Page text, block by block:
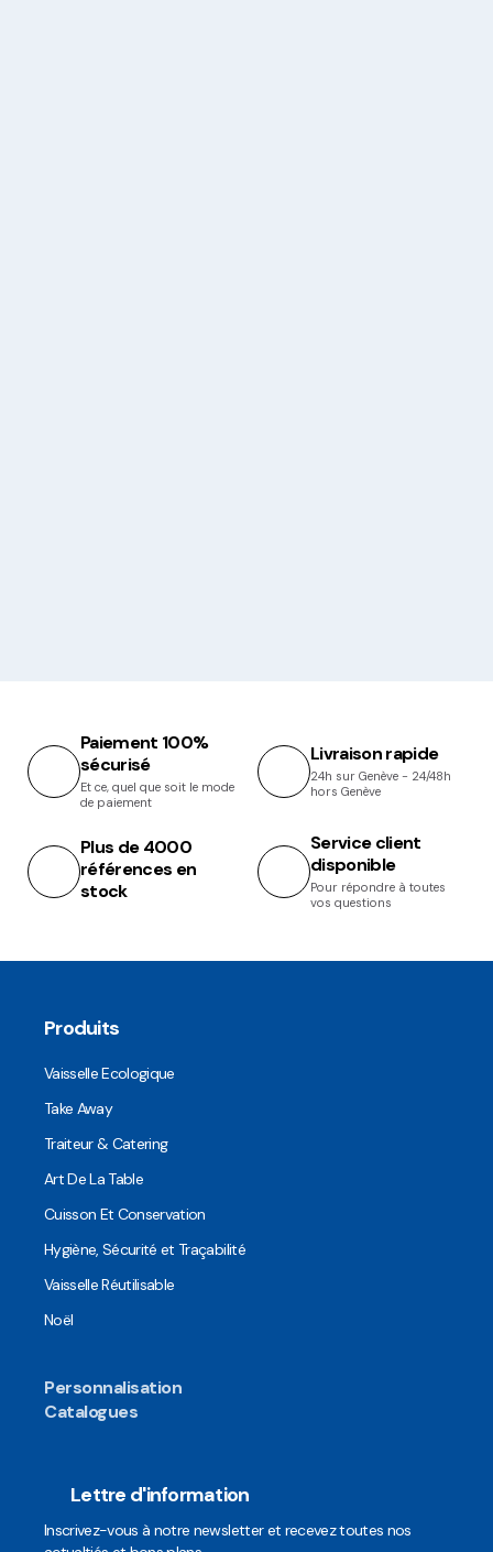
Paiement 100%
sécurisé
Et ce, quel que soit le mode
de paiement
Livraison rapide
24h sur Genève - 24/48h
hors Genève
Plus de 4000
références en
stock
Service client
disponible
Pour répondre à toutes
vos questions
Produits
Vaisselle Ecologique
Take Away
Traiteur & Catering
Art De La Table
Cuisson Et Conservation
Hygiène, Sécurité et Traçabilité
Vaisselle Réutilisable
Noël
Personnalisation
Catalogues
Lettre d'information
Inscrivez-vous à notre newsletter et recevez toutes nos